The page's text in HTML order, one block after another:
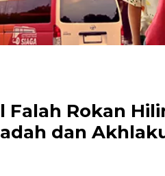
Falah Rokan
dan